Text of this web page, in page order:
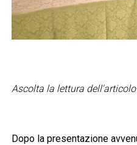
Ascolta la lettura dell'articolo
Dopo la presentazione